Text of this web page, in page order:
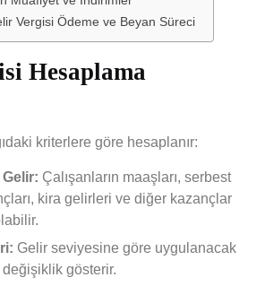
Vergisi Ödeme ve Beyan Süreci
Hesaplama
kriterlere göre hesaplanır:
Çalışanların maaşları, serbest
kira gelirleri ve diğer kazançlar
Gelir seviyesine göre uygulanacak
değişiklik gösterir.